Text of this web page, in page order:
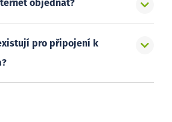
objednat?
pro připojení k